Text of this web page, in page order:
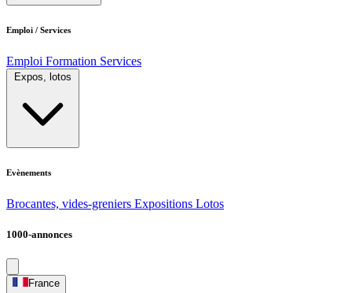
Emploi / Services
Emploi Formation Services
Expos, lotos
Evènements
Brocantes, vides-greniers Expositions Lotos
1000-annonces
France